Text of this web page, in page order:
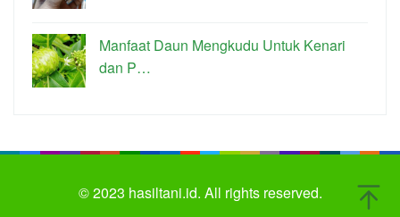
Manfaat Daun Mengkudu Untuk Kenari
dan P…
© 2023 hasiltani.id. All rights reserved.